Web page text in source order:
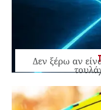
Δεν ξέρω αν